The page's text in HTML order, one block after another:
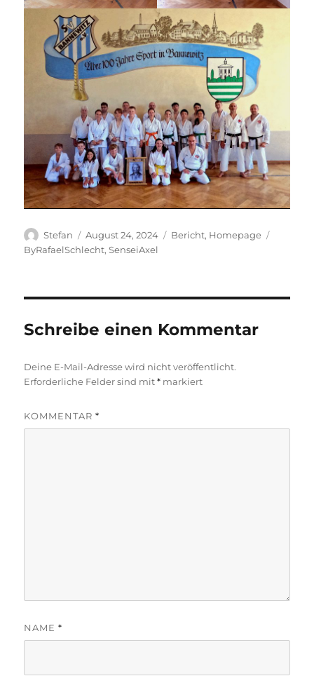
Autor
Stefan
Veröffentlicht
am
August 24, 2024 Kategorien
Bericht, Homepage
ByRafaelSchlecht,SenseiAxel
Schreibe einen Kommentar
Deine E-Mail-Adresse wird nicht veröffentlicht.
Erforderliche Felder sind mit* markiert
KOMMENTAR*
NAME*